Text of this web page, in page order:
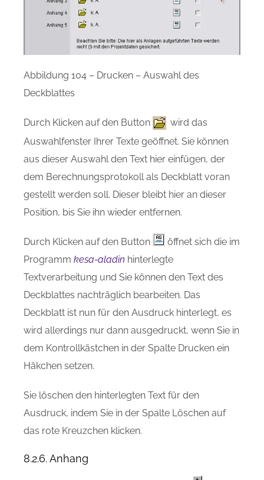
Abbildung 104 – Drucken – Auswahl des
Deckblattes
Durch Klicken auf den Button
wird das
Auswahlfenster Ihrer Texte geöffnet. Sie können
aus dieser Auswahl den Text hier einfügen, der
dem Berechnungsprotokoll als Deckblatt voran
gestellt werden soll. Dieser bleibt hier an dieser
Position, bis Sie ihn wieder entfernen.
Durch Klicken auf den Button
öffnet sich die im
Programm kesa-aladin hinterlegte
Textverarbeitung und Sie können den Text des
Deckblattes nachträglich bearbeiten. Das
Deckblatt ist nun für den Ausdruck hinterlegt, es
wird allerdings nur dann ausgedruckt, wenn Sie in
dem Kontrollkästchen in der Spalte Drucken ein
Häkchen setzen.
Sie löschen den hinterlegten Text für den
Ausdruck, indem Sie in der Spalte Löschen auf
das rote Kreuzchen klicken.
8.2.6. Anhang